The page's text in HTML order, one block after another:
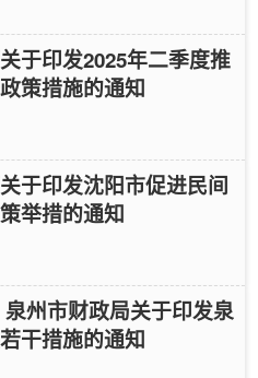
于印发2025年二季度推
策措施的通知
于印发沈阳市促进民间
举措的通知
州市财政局关于印发泉
干措施的通知